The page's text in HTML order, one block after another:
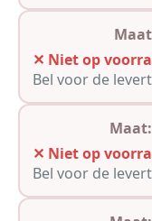
✕ Niet op
Bel voor de
✕ Niet op
Bel voor de